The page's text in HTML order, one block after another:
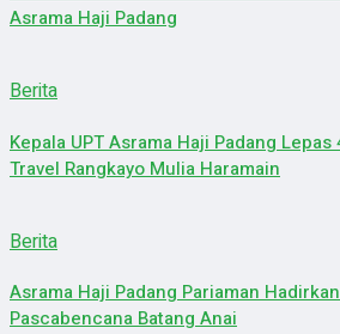
Asrama Haji Padang
Berita
Kepala UPT Asrama Haji Padang
Travel Rangkayo Mulia Haramain
Berita
Asrama Haji Padang Pariaman
Pascabencana Batang Anai